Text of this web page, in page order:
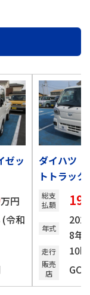
ゼッ
万円
令和
ダイハツ
トトラック
総支
払額
年式
8年)
走行
販売
店
GC